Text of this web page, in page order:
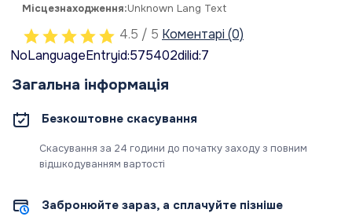
Місцезнаходження:Unknown Lang Text
4.5 / 5 Коментарі (0)
NoLanguageEntryid:575402dilid:7
Загальна інформація
Безкоштовне скасування
Скасування за 24 години до початку заходу з повним
відшкодуванням вартості
Забронюйте зараз, а сплачуйте пізніше